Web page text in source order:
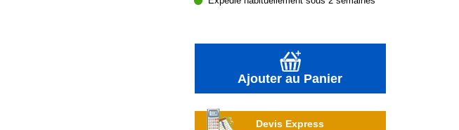
Ajouter au Panier
Devis Express